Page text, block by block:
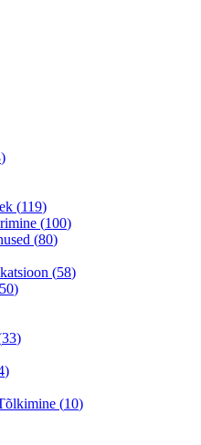
)
(119)
(100)
(80)
(58)
50)
33)
)
(10)